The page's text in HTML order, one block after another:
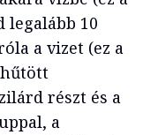
legalább 10
a vizet (ez a
részt és a
a